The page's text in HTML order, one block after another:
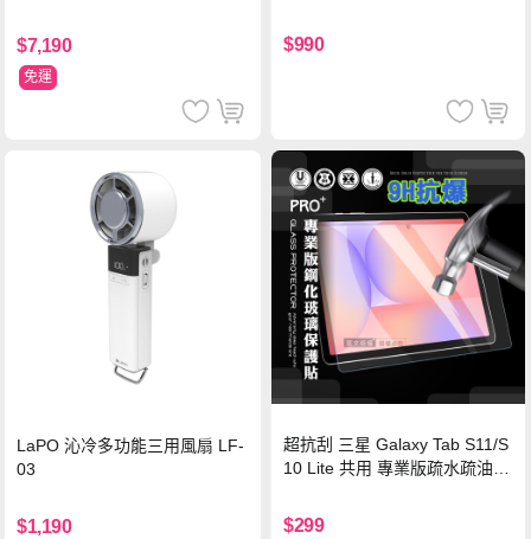
$7,190
免運
灣BSMI/中國CCC/歐美CE/FCC
認證
$990
LaPO 沁冷多功能三用風扇 LF-
03
$1,190
超抗刮 三星 Galaxy Tab S11/S
10 Lite 共用 專業版疏水疏油9
$299